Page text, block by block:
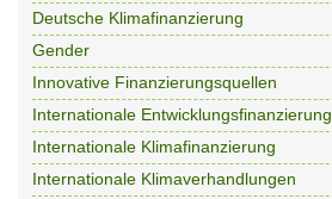
Deutsche Klimafinanzierung
Gender
Innovative Finanzierungsquellen
Internationale Entwicklungsfinanzierung
Internationale Klimafinanzierung
Internationale Klimaverhandlungen